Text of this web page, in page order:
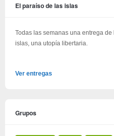
El paraíso de las islas
Todas las semanas una entrega
islas, una utopía libertaria.
Ver entregas
Grupos